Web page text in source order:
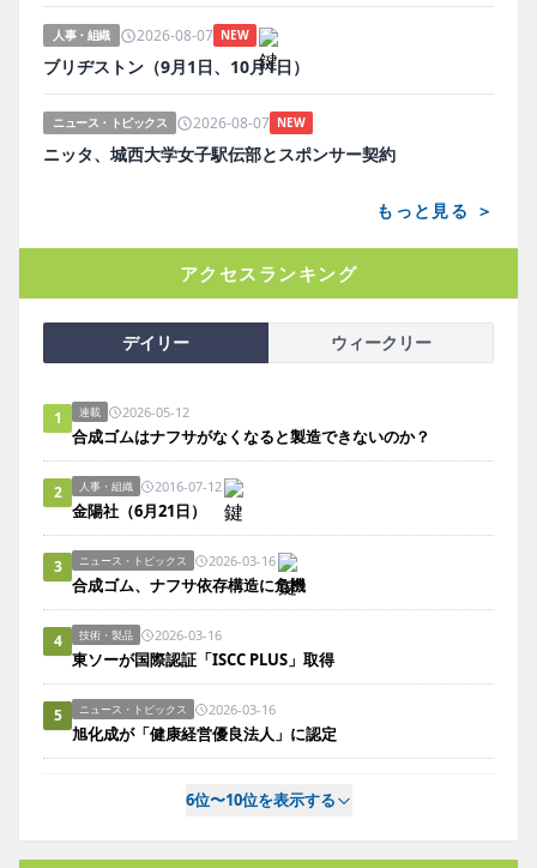
人事・組織 2026-08-07 NEW
ブリヂストン（9月1日、10月1日）
ニュース・トピックス 2026-08-07 NEW
ニッタ、城西大学女子駅伝部とスポンサー契約
もっと見る ＞
アクセスランキング
デイリー ウィークリー
1 連載 2026-05-12
合成ゴムはナフサがなくなると製造できないのか？
2 人事・組織 2016-07-12
金陽社（6月21日）
3 ニュース・トピックス 2026-03-16
合成ゴム、ナフサ依存構造に危機
4 技術・製品 2026-03-16
東ソーが国際認証「ISCC PLUS」取得
5 ニュース・トピックス 2026-03-16
旭化成が「健康経営優良法人」に認定
6位〜10位を表示する